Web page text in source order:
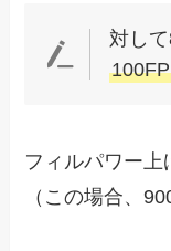
対し
フィルパワー上
（この場合、